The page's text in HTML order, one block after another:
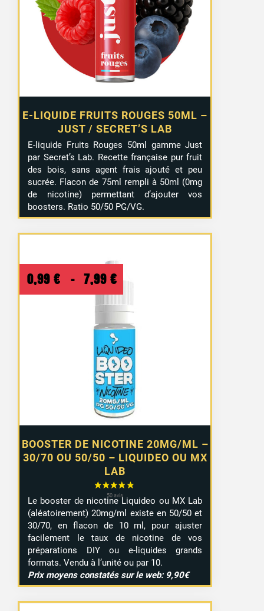
E-LIQUIDE FRUITS ROUGES 50ML –
JUST / SECRET’S LAB
était :
13,99 €.
est :
9,99 €.
E-liquide Fruits Rouges 50ml gamme Just
par Secret’s Lab. Recette française pur fruit
des bois, sans agent frais ajouté et peu
sucrée. Flacon de 75ml rempli à 50ml (0mg
de nicotine) permettant d’ajouter vos
boosters. Ratio 50/50 PG/VG.
BOOSTER DE NICOTINE 20MG/ML –
30/70 OU 50/50 – LIQUIDEO OU MX
LAB
0,99 € – 7,99 € Plage
de
prix :
0,99 €
à
7,99 €
Le booster de nicotine Liquideo ou MX Lab
(aléatoirement) 20mg/ml existe en 50/50 et
30/70, en flacon de 10 ml, pour ajuster
facilement le taux de nicotine de vos
préparations DIY ou e-liquides grands
formats. Vendu à l’unité ou par 10.
Prix moyens constatés sur le web: 9,90€